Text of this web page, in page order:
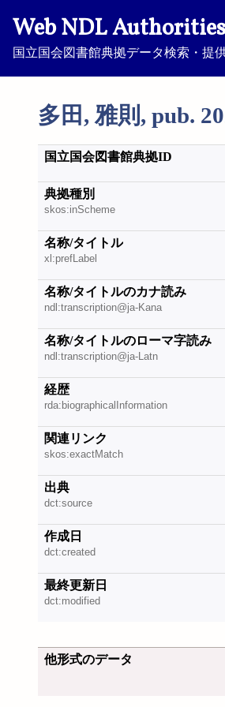
Web NDL Authorities
国立国会図書館典拠データ検索・提
多田, 雅則, pub.
国立国会図書館典拠ID
典拠種別
skos:inScheme
名称/タイトル
xl:prefLabel
名称/タイトルのカナ読み
ndl:transcription@ja-Kana
名称/タイトルのローマ字読み
ndl:transcription@ja-Latn
経歴
rda:biographicalInformation
関連リンク
skos:exactMatch
出典
dct:source
作成日
dct:created
最終更新日
dct:modified
他形式のデータ